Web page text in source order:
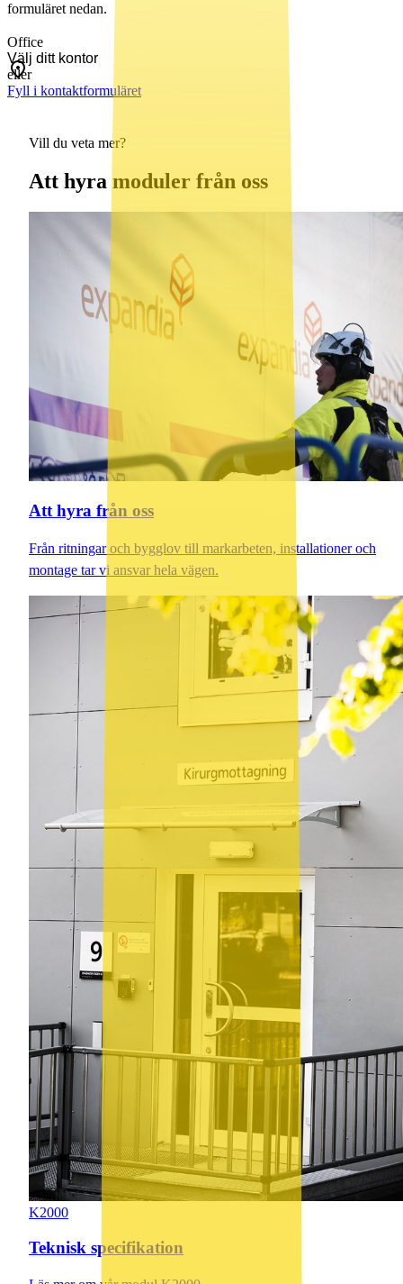
formuläret nedan.
Office
eller
Fyll i kontaktformuläret
Vill du veta mer?
Att hyra moduler från oss
Att hyra från oss
Från ritningar och bygglov till markarbeten, installationer och
montage tar vi ansvar hela vägen.
K2000
Teknisk specifikation